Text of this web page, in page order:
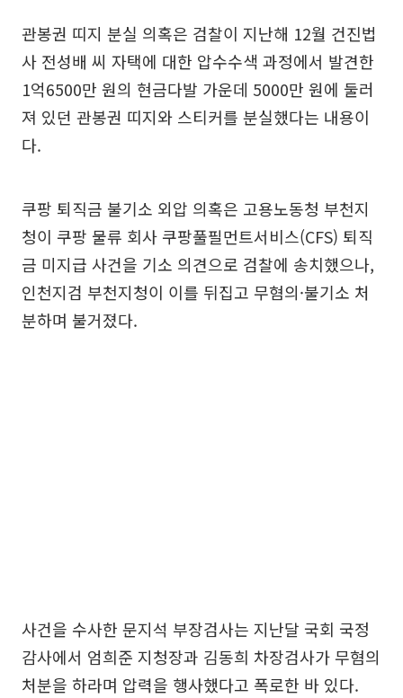
관봉권 띠지 분실 의혹은 검찰이 지난해 12월 건진법
사 전성배 씨 자택에 대한 압수수색 과정에서 발견한
1억6500만 원의 현금다발 가운데 5000만 원에 둘러
져 있던 관봉권 띠지와 스티커를 분실했다는 내용이
다.
쿠팡 퇴직금 불기소 외압 의혹은 고용노동청 부천지
청이 쿠팡 물류 회사 쿠팡풀필먼트서비스(CFS) 퇴직
금 미지급 사건을 기소 의견으로 검찰에 송치했으나,
인천지검 부천지청이 이를 뒤집고 무혐의·불기소 처
분하며 불거졌다.
사건을 수사한 문지석 부장검사는 지난달 국회 국정
감사에서 엄희준 지청장과 김동희 차장검사가 무혐의
처분을 하라며 압력을 행사했다고 폭로한 바 있다.